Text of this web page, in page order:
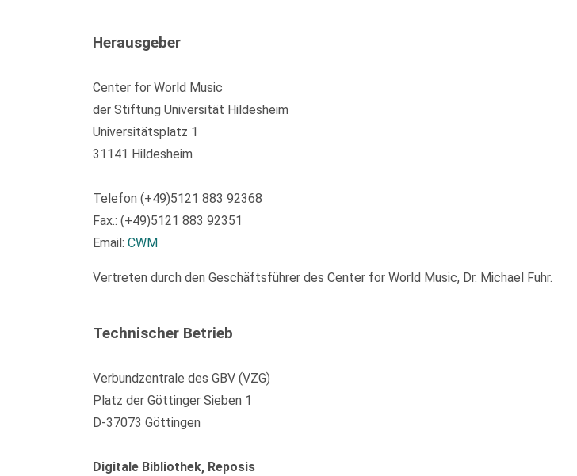
Herausgeber
Center for World Music
der Stiftung Universität Hildesheim
Universitätsplatz 1
31141 Hildesheim
Telefon (+49)5121 883 92368
Fax.: (+49)5121 883 92351
Email: CWM
Vertreten durch den Geschäftsführer des Center for World Music, Dr. Michael Fuhr.
Technischer Betrieb
Verbundzentrale des GBV (VZG)
Platz der Göttinger Sieben 1
D-37073 Göttingen
Digitale Bibliothek, Reposis